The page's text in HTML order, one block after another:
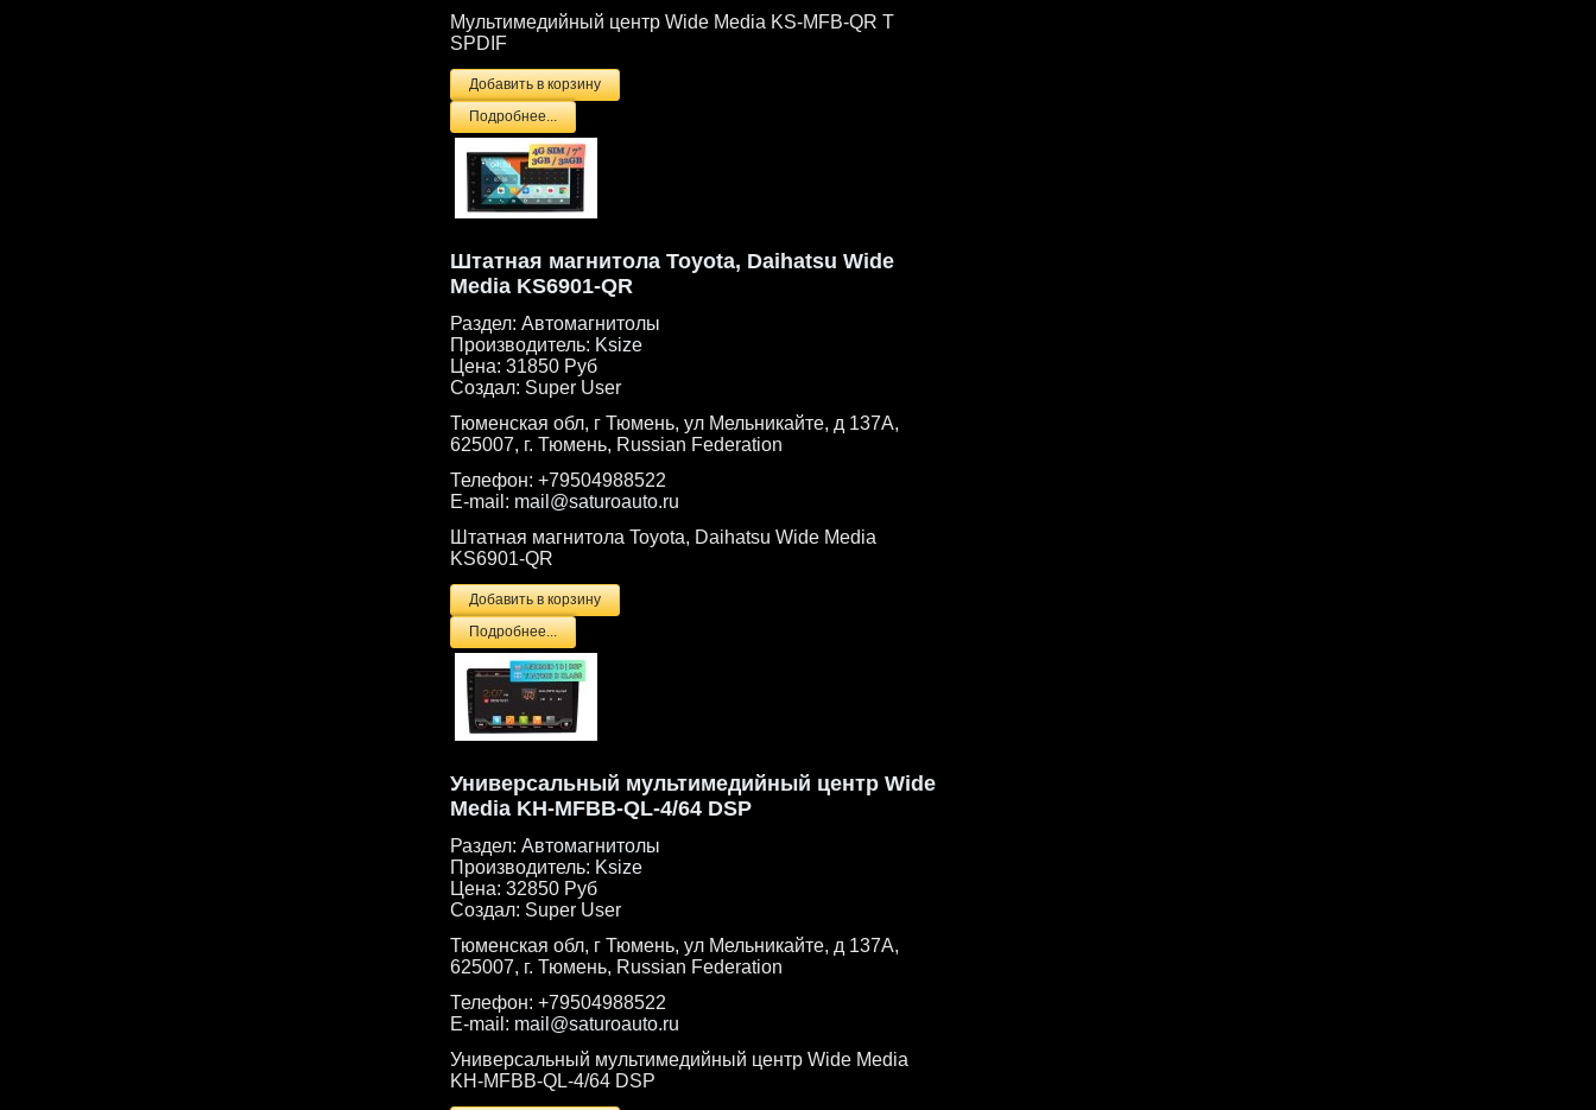
Мультимедийный центр Wide Media KS-MFB-QR T
SPDIF
Подробнее...
Штатная магнитола Toyota, Daihatsu Wide
Media KS6901-QR
Раздел: Автомагнитолы
Производитель: Ksize
Цена: 31850 Руб
Создал: Super User
Тюменская обл, г Тюмень, ул Мельникайте, д 137А,
625007, г. Тюмень, Russian Federation
Телефон: +79504988522
E-mail: mail@saturoauto.ru
Штатная магнитола Toyota, Daihatsu Wide Media
KS6901-QR
Подробнее...
Универсальный мультимедийный центр Wide
Media KH-MFBB-QL-4/64 DSP
Раздел: Автомагнитолы
Производитель: Ksize
Цена: 32850 Руб
Создал: Super User
Тюменская обл, г Тюмень, ул Мельникайте, д 137А,
625007, г. Тюмень, Russian Federation
Телефон: +79504988522
E-mail: mail@saturoauto.ru
Универсальный мультимедийный центр Wide Media
KH-MFBB-QL-4/64 DSP